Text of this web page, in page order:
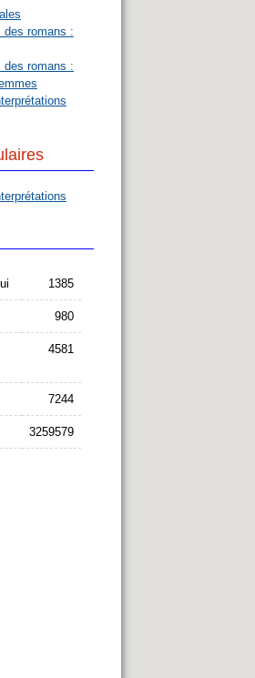
des romans :
des romans :
1385
980
4581
7244
3259579